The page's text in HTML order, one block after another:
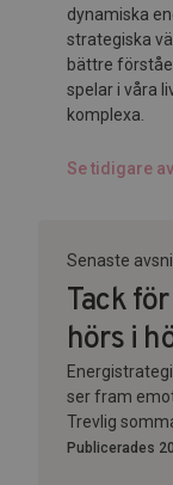
dynamiska
strategiska
bättre
spelar i våra
komplexa.
Se tidigare
Senaste
Tack
hörs i
ser fram
Trevlig
Publicerades